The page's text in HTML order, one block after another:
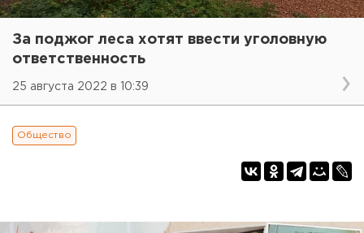
За поджог леса хотят ввести уголовную
ответственность
25 августа 2022 в 10:39
Общество